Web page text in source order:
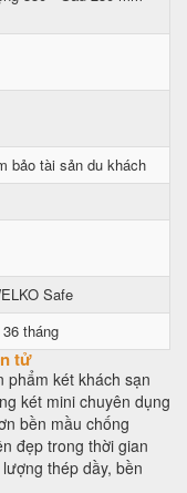
bảo tài sản du khách
Safe
36 tháng
tử
phẩm két khách sạn
két mini chuyên dụng
bền mầu chống
đẹp trong thời gian
thép dầy, bền